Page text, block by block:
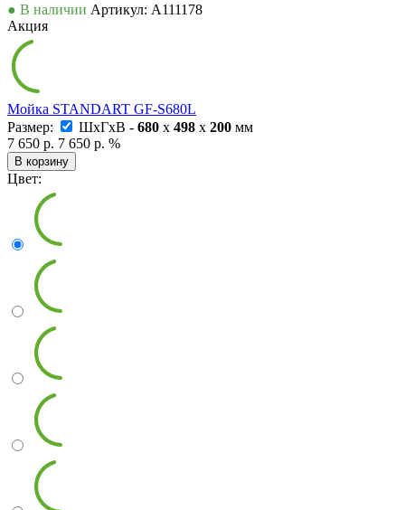
● В наличии Артикул: А111178
Акция
Мойка STANDART GF-S680L
Размер:
ШxГxВ - 680 x 498 x 200 мм
7 650 р. 7 650 р. %
В корзину
Цвет: